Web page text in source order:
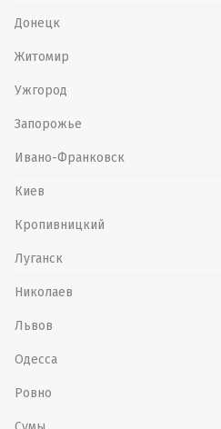
Донецк
Житомир
Ужгород
Запорожье
Ивано-Франковск
Киев
Кропивницкий
Луганск
Николаев
Львов
Одесса
Ровно